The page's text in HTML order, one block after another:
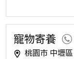
寵物寄養
桃園市 中壢區